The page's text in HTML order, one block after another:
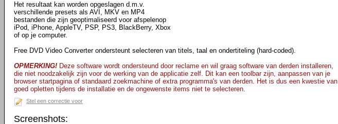
Het resultaat kan worden opgeslagen d.m.v.
verschillende presets als AVI, MKV en MP4
bestanden die zijn geoptimaliseerd voor afspelenop
iPod, iPhone, AppleTV, PSP, PS3, BlackBerry, Xbox
of op je computer.
Free DVD Video Converter ondersteunt selecteren van titels, taal en ondertiteling (hard-coded).
OPMERKING! Deze software wordt ondersteund door reclame en wil graag software van derden installeren,
die niet noodzakelijk zijn voor de werking van de applicatie zelf. Dit kan een toolbar zijn, aanpassen van je
browser startpagina of standaard zoekmachine of extra programma's van derden. Het is dus een kwestie van
goed opletten tijdens de installatie en de ongewenste items niet te selecteren.
Stel een correctie voor
Screenshots: